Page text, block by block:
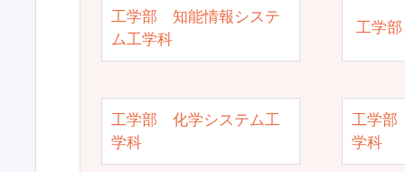
工学部 知能情報システ
ム工学科
工学
工学部 化学システム工
学科
工学部
学科